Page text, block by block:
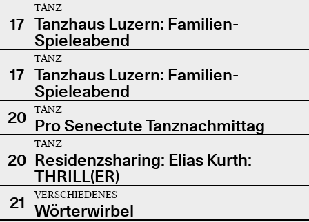
17
TANZ
Tanzhaus Luzern: Familien-
Spieleabend
17
TANZ
Tanzhaus Luzern: Familien-
Spieleabend
20
TANZ
Pro Senectute Tanznachmittag
20
TANZ
Residenzsharing: Elias Kurth:
THRILL(ER)
21
VERSCHIEDENES
Wörterwirbel